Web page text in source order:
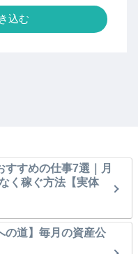
込む
すすめの仕事7選｜月
く稼ぐ方法【実体
の道】毎月の資産公